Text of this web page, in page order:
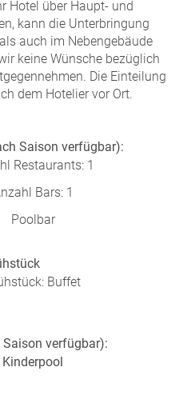
Hotel über Haupt- und
kann die Unterbringung
auch im Nebengebäude
keine Wünsche bezüglich
Die Einteilung
dem Hotelier vor Ort.
Saison verfügbar):
Restaurants: 1
Bars: 1
Poolbar
Buffet
Saison verfügbar):
Kinderpool